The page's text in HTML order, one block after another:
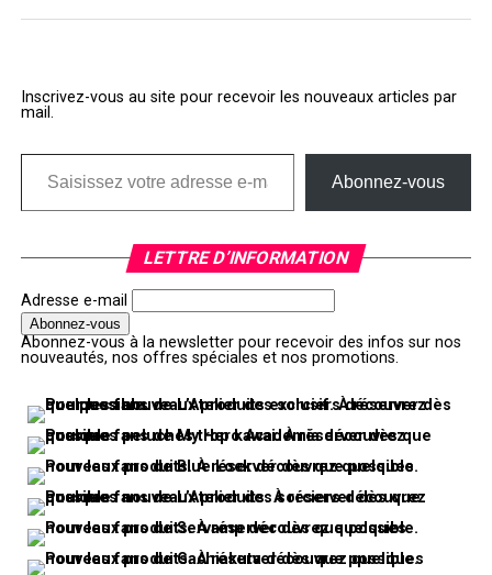
Inscrivez-vous au site pour recevoir les nouveaux articles par
mail.
Saisissez votre adresse e-mail…
Abonnez-vous
LETTRE D’INFORMATION
Adresse e-mail
Abonnez-vous à la newsletter pour recevoir des infos sur nos
nouveautés, nos offres spéciales et nos promotions.